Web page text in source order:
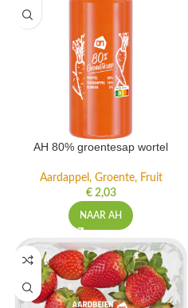
AH 80% groentesap wortel
Aardappel, Groente, Fruit
€2,03
NAAR AH